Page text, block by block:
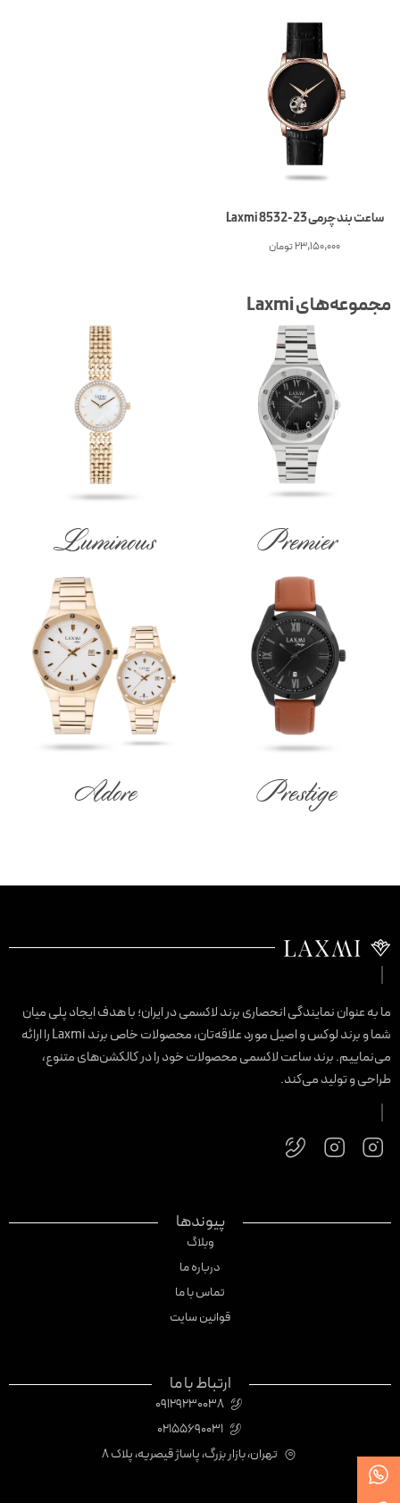
ساعت بند چرمی Laxmi 8532-23
23,150,000تومان
مجموعه‌های Laxmi
Premier
Luminous
Prestige
Adore
ما به عنوان نمایندگی انحصاری برند لاکسمی در ایران؛ با هدف ایجاد پلی میان
شما و برند لوکس و اصیل مورد علاقه‌تان، محصولات خاص برند Laxmi را ارائه
می‌نماییم. برند ساعت لاکسمی محصولات خود را در کالکشن‌های متنوع،
طراحی و تولید می‌کند.
پیوندها
وبلاگ
درباره ما
تماس با ما
قوانین سایت
ارتباط با ما
09129230038
02155690031
تهران، بازار بزرگ، پاساژ قیصریه، پلاک 8